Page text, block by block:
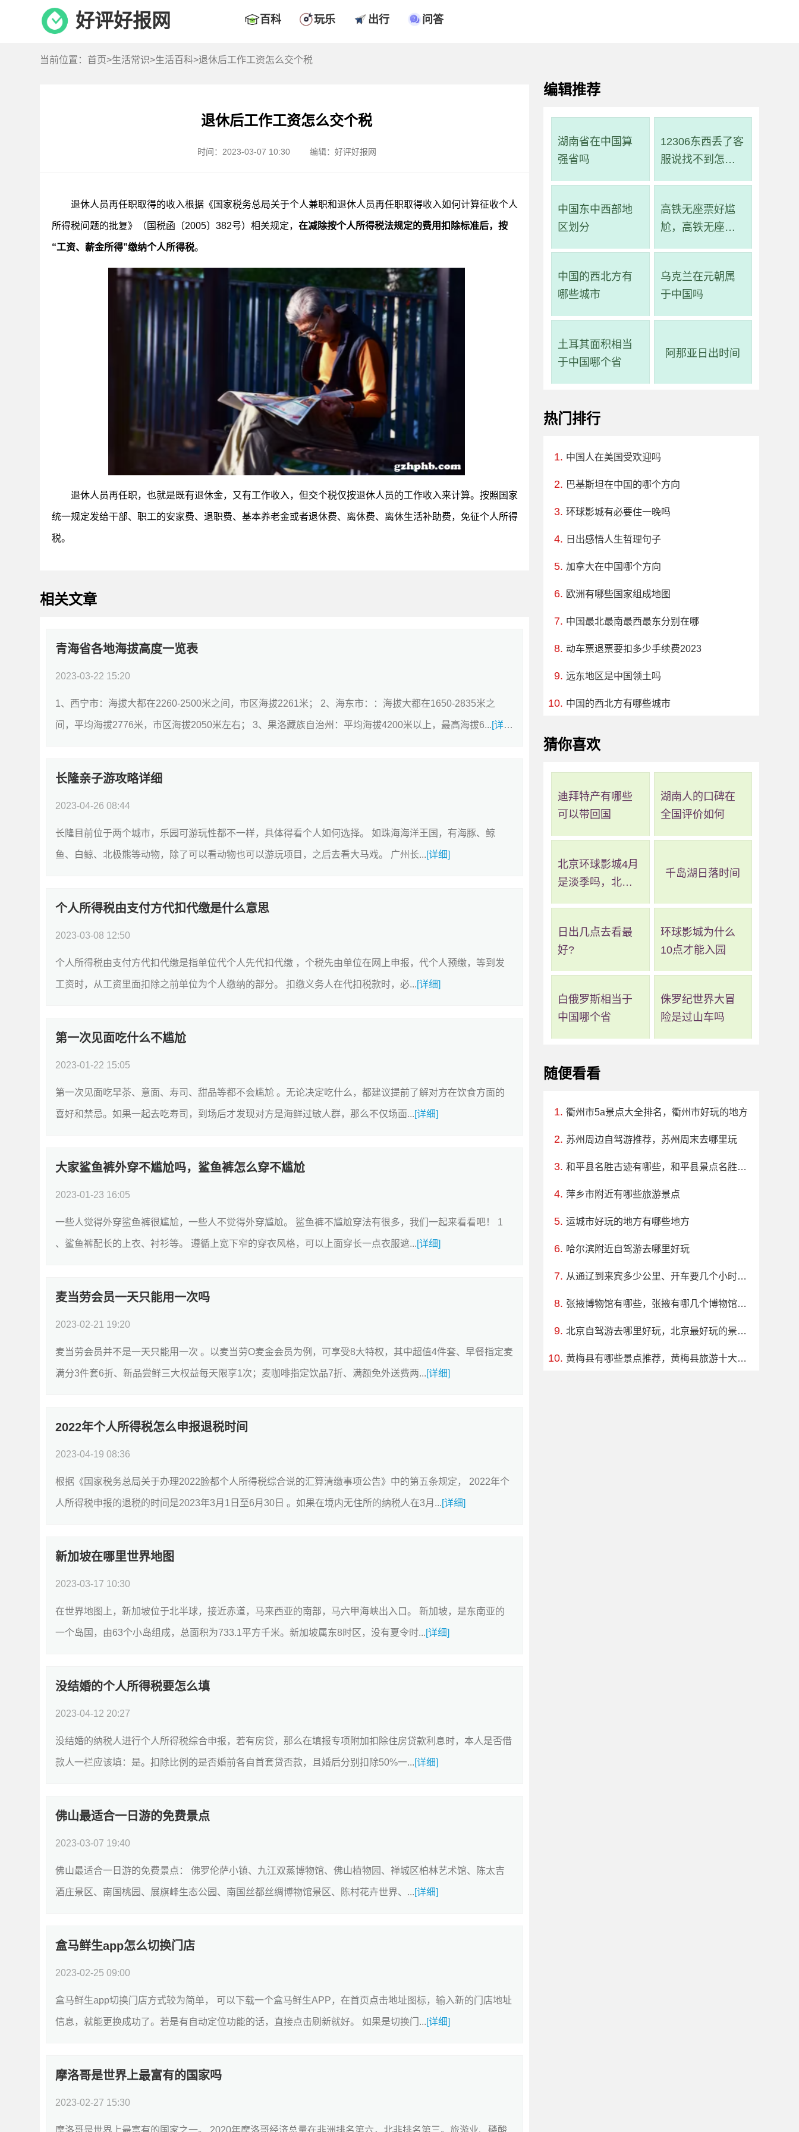
好评好报网 百科 玩乐 出行 问答
当前位置： 首页>生活常识>生活百科>退休后工作工资怎么交个税
退休后工作工资怎么交个税
时间：2023-03-07 10:30 编辑：好评好报网
退休人员再任职取得的收入根据《国家税务总局关于个人兼职和退休人员再任职取得收入如何计算征收个人
所得税问题的批复》（国税函〔2005〕382号）相关规定，在减除按个人所得税法规定的费用扣除标准后，按
“工资、薪金所得”缴纳个人所得税。
退休人员再任职，也就是既有退休金，又有工作收入，但交个税仅按退休人员的工作收入来计算。按照国家
统一规定发给干部、职工的安家费、退职费、基本养老金或者退休费、离休费、离休生活补助费，免征个人所得
税。
相关文章
青海省各地海拔高度一览表
2023-03-22 15:20
1、西宁市：海拔大都在2260-2500米之间，市区海拔2261米； 2、海东市：：海拔大都在1650-2835米之
间，平均海拔2776米，市区海拔2050米左右； 3、果洛藏族自治州：平均海拔4200米以上，最高海拔6...[详
长隆亲子游攻略详细
2023-04-26 08:44
长隆目前位于两个城市，乐园可游玩性都不一样，具体得看个人如何选择。 如珠海海洋王国，有海豚、鲸
鱼、白鲸、北极熊等动物，除了可以看动物也可以游玩项目，之后去看大马戏。 广州长...[详细]
个人所得税由支付方代扣代缴是什么意思
2023-03-08 12:50
个人所得税由支付方代扣代缴是指单位代个人先代扣代缴 ，个税先由单位在网上申报，代个人预缴，等到发
工资时，从工资里面扣除之前单位为个人缴纳的部分。 扣缴义务人在代扣税款时，必...[详细]
第一次见面吃什么不尴尬
2023-01-22 15:05
第一次见面吃早茶、意面、寿司、甜品等都不会尴尬 。无论决定吃什么，都建议提前了解对方在饮食方面的
喜好和禁忌。如果一起去吃寿司，到场后才发现对方是海鲜过敏人群，那么不仅场面...[详细]
大家鲨鱼裤外穿不尴尬吗，鲨鱼裤怎么穿不尴尬
2023-01-23 16:05
一些人觉得外穿鲨鱼裤很尴尬，一些人不觉得外穿尴尬。 鲨鱼裤不尴尬穿法有很多，我们一起来看看吧！ 1
、鲨鱼裤配长的上衣、衬衫等。 遵循上宽下窄的穿衣风格，可以上面穿长一点衣服遮...[详细]
麦当劳会员一天只能用一次吗
2023-02-21 19:20
麦当劳会员并不是一天只能用一次 。以麦当劳O麦金会员为例，可享受8大特权，其中超值4件套、早餐指定麦
满分3件套6折、新品尝鲜三大权益每天限享1次；麦咖啡指定饮品7折、满额免外送费两...[详细]
2022年个人所得税怎么申报退税时间
2023-04-19 08:36
根据《国家税务总局关于办理2022脸都个人所得税综合说的汇算清缴事项公告》中的第五条规定， 2022年个
人所得税申报的退税的时间是2023年3月1日至6月30日 。如果在境内无住所的纳税人在3月...[详细]
新加坡在哪里世界地图
2023-03-17 10:30
在世界地图上，新加坡位于北半球，接近赤道，马来西亚的南部，马六甲海峡出入口。 新加坡，是东南亚的
一个岛国，由63个小岛组成，总面积为733.1平方千米。新加坡属东8时区，没有夏令时...[详细]
没结婚的个人所得税要怎么填
2023-04-12 20:27
没结婚的纳税人进行个人所得税综合申报，若有房贷，那么在填报专项附加扣除住房贷款利息时，本人是否借
款人一栏应该填：是。扣除比例的是否婚前各自首套贷否款，且婚后分别扣除50%一...[详细]
佛山最适合一日游的免费景点
2023-03-07 19:40
佛山最适合一日游的免费景点： 佛罗伦萨小镇、九江双蒸博物馆、佛山植物园、禅城区柏林艺术馆、陈太吉
酒庄景区、南国桃园、展旗峰生态公园、南国丝都丝绸博物馆景区、陈村花卉世界、...[详细]
盒马鲜生app怎么切换门店
2023-02-25 09:00
盒马鲜生app切换门店方式较为简单， 可以下载一个盒马鲜生APP，在首页点击地址图标，输入新的门店地址
信息，就能更换成功了。若是有自动定位功能的话，直接点击刷新就好。 如果是切换门...[详细]
摩洛哥是世界上最富有的国家吗
2023-02-27 15:30
摩洛哥是世界上最富有的国家之一。 2020年摩洛哥经济总量在非洲排名第六，北非排名第三。旅游业、磷酸
编辑推荐
湖南省在中国算
强省吗
12306东西丢了客
服说找不到怎么
中国东中西部地
区划分
高铁无座票好尴
尬，高铁无座票
中国的西北方有
哪些城市
乌克兰在元朝属
于中国吗
土耳其面积相当
于中国哪个省
阿那亚日出时间
热门排行
中国人在美国受欢迎吗
巴基斯坦在中国的哪个方向
环球影城有必要住一晚吗
日出感悟人生哲理句子
加拿大在中国哪个方向
欧洲有哪些国家组成地图
中国最北最南最西最东分别在哪
动车票退票要扣多少手续费2023
远东地区是中国领土吗
中国的西北方有哪些城市
猜你喜欢
迪拜特产有哪些
可以带回国
湖南人的口碑在
全国评价如何
北京环球影城4月
是淡季吗，北京
千岛湖日落时间
日出几点去看最
好?
环球影城为什么
10点才能入园
白俄罗斯相当于
中国哪个省
侏罗纪世界大冒
险是过山车吗
随便看看
衢州市5a景点大全排名，衢州市好玩的地方
苏州周边自驾游推荐，苏州周末去哪里玩
和平县名胜古迹有哪些，和平县景点名胜古迹推荐
萍乡市附近有哪些旅游景点
运城市好玩的地方有哪些地方
哈尔滨附近自驾游去哪里好玩
从通辽到来宾多少公里、开车要几个小时？过路费、油费等
张掖博物馆有哪些，张掖有哪几个博物馆值得看看
北京自驾游去哪里好玩，北京最好玩的景点排名
黄梅县有哪些景点推荐，黄梅县旅游十大必去玩的景区